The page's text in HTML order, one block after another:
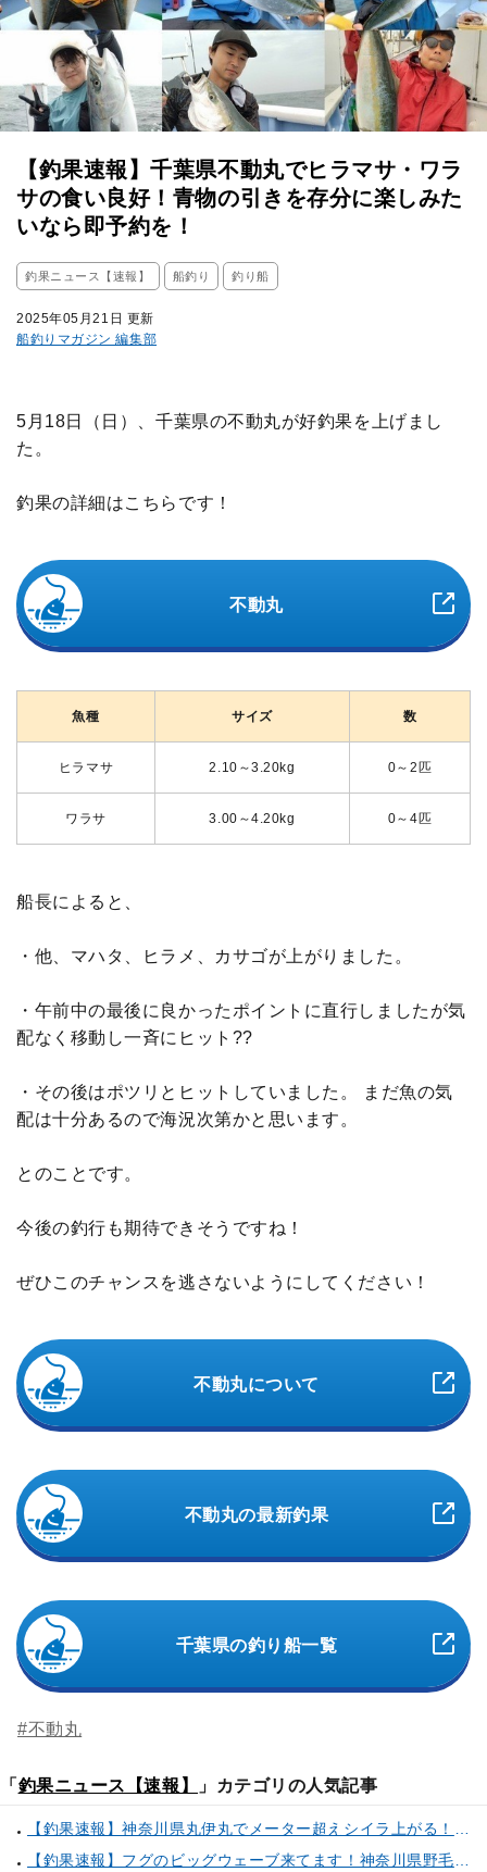
【釣果速報】千葉県不動丸でヒラマサ・ワラ
サの食い良好！青物の引きを存分に楽しみた
いなら即予約を！
釣果ニュース【速報】 船釣り 釣り船
2025年05月21日 更新
船釣りマガジン 編集部
5月18日（日）、千葉県の不動丸が好釣果を上げまし
た。
釣果の詳細はこちらです！
不動丸
魚種 サイズ 数
ヒラマサ 2.10～3.20kg 0～2匹
ワラサ 3.00～4.20kg 0～4匹
船長によると、
・他、マハタ、ヒラメ、カサゴが上がりました。
・午前中の最後に良かったポイントに直行しましたが気
配なく移動し一斉にヒット??
・その後はポツリとヒットしていました。 まだ魚の気
配は十分あるので海況次第かと思います。
とのことです。
今後の釣行も期待できそうですね！
ぜひこのチャンスを逃さないようにしてください！
不動丸について
不動丸の最新釣果
千葉県の釣り船一覧
#不動丸
「 釣果ニュース【速報】 」カテゴリの人気記事
【釣果速報】神奈川県丸伊丸でメーター超えシイラ上がる！夏の海のモンスターと勝負したいなら今すぐ予約を！
【釣果速報】フグのビッグウェーブ来てます！神奈川県野毛屋釣船店で38cmのショウサイフグGET！このチャンスを逃すな！